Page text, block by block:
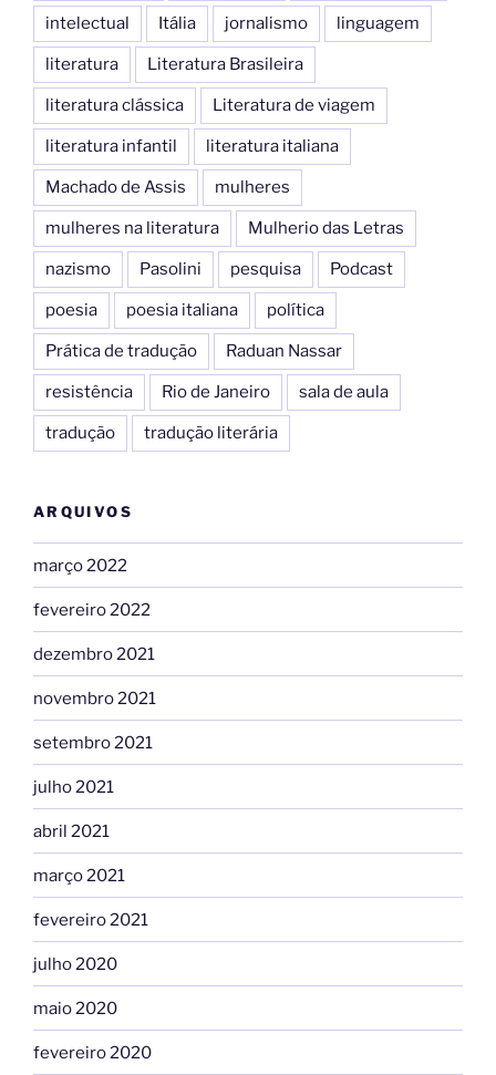
intelectual Itália jornalismo linguagem
literatura Literatura Brasileira
literatura clássica Literatura de viagem
literatura infantil literatura italiana
Machado de Assis mulheres
mulheres na literatura Mulherio das Letras
nazismo Pasolini pesquisa Podcast
poesia poesia italiana política
Prática de tradução Raduan Nassar
resistência Rio de Janeiro sala de aula
tradução tradução literária
ARQUIVOS
março 2022
fevereiro 2022
dezembro 2021
novembro 2021
setembro 2021
julho 2021
abril 2021
março 2021
fevereiro 2021
julho 2020
maio 2020
fevereiro 2020